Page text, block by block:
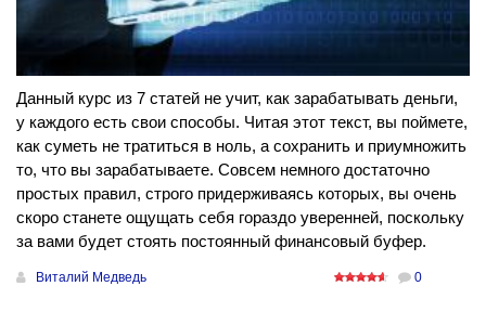
Данный курс из 7 статей не учит, как зарабатывать деньги,
у каждого есть свои способы. Читая этот текст, вы поймете,
как суметь не тратиться в ноль, а сохранить и приумножить
то, что вы зарабатываете. Совсем немного достаточно
простых правил, строго придерживаясь которых, вы очень
скоро станете ощущать себя гораздо уверенней, поскольку
за вами будет стоять постоянный финансовый буфер.
Виталий Медведь 0